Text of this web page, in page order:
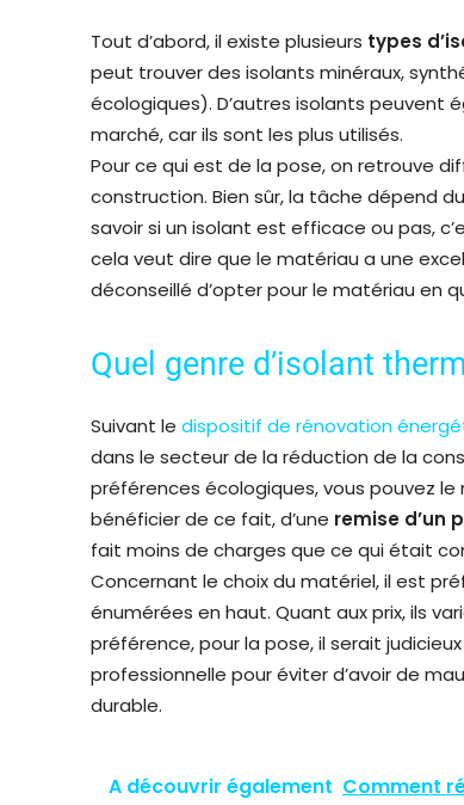
Tout d’abord, il existe plusieurs types
peut trouver des isolants minéraux,
écologiques). D’autres isolants peuvent
marché, car ils sont les plus utilisés.
Pour ce qui est de la pose, on retrouve
construction. Bien sûr, la tâche dépend
savoir si un isolant est efficace ou pas,
cela veut dire que le matériau a une
déconseillé d’opter pour le matériau en
Quel genre d’isolant
Suivant le dispositif de rénovation
dans le secteur de la réduction de la
préférences écologiques, vous pouvez
bénéficier de ce fait, d’une remise d’un
fait moins de charges que ce qui était
Concernant le choix du matériel, il est
énumérées en haut. Quant aux prix, ils
préférence, pour la pose, il serait
professionnelle pour éviter d’avoir de
durable.
A découvrir également Comment